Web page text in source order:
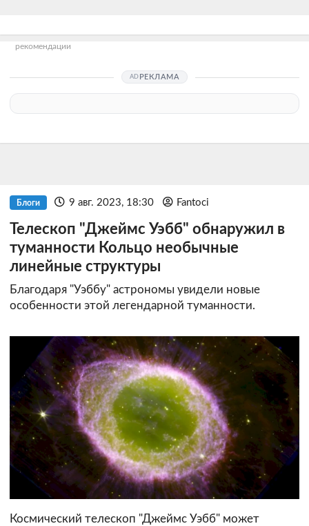
рекомендации
РЕКЛАМА
Блоги 9 авг. 2023, 18:30 Fantoci
Телескоп "Джеймс Уэбб" обнаружил в
туманности Кольцо необычные
линейные структуры
Благодаря "Уэббу" астрономы увидели новые
особенности этой легендарной туманности.
Космический телескоп "Джеймс Уэбб" может